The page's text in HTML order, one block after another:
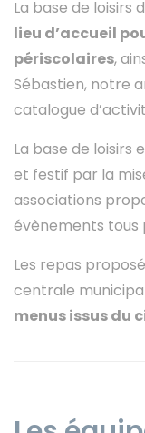
La base de loisirs
lieu d’accueil
périscolaires,
Sébastien, notre
catalogue
La base de loisirs
et festif par la
associations
évènements tous
Les repas
centrale
menus issus du